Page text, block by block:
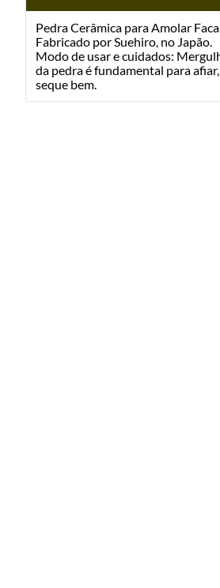
Pedra Cerâmica para Amolar
Fabricado por Suehiro, no Japão.
Modo de usar e cuidados:
da pedra é fundamental para
seque bem.